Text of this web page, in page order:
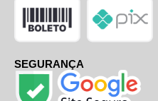
SEGURANÇA